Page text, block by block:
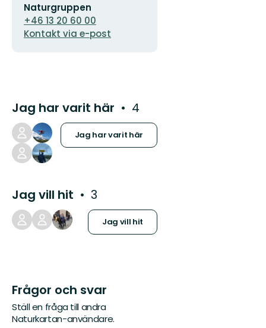
postadress
Naturgruppen
+46 13 20 60 00
Kontakt via e-post
Jag har varit här 4
Jag har varit här
Jag vill hit 3
Jag vill hit
Frågor och svar
Ställ en fråga till andra
Naturkartan-användare.